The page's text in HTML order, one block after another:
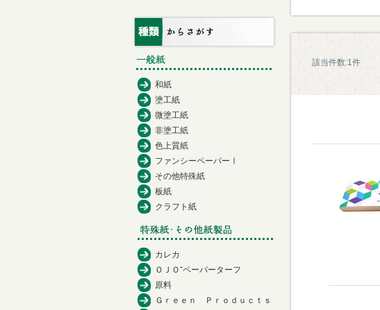
該当件数:1件
和紙
塗工紙
微塗工紙
非塗工紙
色上質紙
ファンシーペーパーⅠ
その他特殊紙
板紙
クラフト紙
カレカ
ＯＪＯ⁺ペーパーターフ
原料
Ｇｒｅｅｎ Ｐｒｏｄｕｃｔｓ